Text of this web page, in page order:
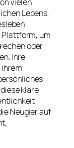
Lebens,
um
oder
Ihre
klare
Neugier auf